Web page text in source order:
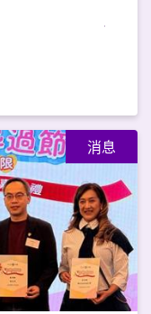
消息